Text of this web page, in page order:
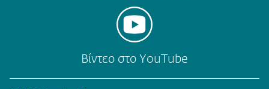
Βίντεο στο YouTube